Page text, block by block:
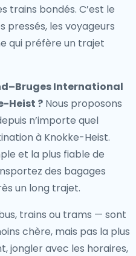
trains bondés. C’est le
pressés, les voyageurs
qui préfère un trajet
International
Heist ? Nous proposons
n’importe quel
à Knokke-Heist.
et la plus fiable de
des bagages
un long trajet.
trains ou trams — sont
chère, mais pas la plus
jongler avec les horaires,